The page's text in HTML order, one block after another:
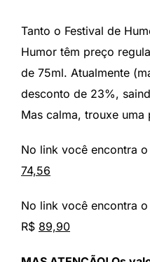
Tanto o Festival de
Humor têm preço
de 75ml. Atualmente
desconto de 23%,
Mas calma, trouxe
No link você encontra o
74,56
No link você encontra o
R$ 89,90